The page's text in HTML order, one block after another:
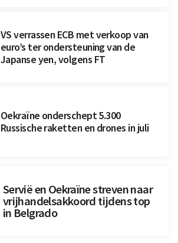
VS verrassen ECB met verkoop van
euro’s ter ondersteuning van de
Japanse yen, volgens FT
Oekraïne onderschept 5.300
Russische raketten en drones in juli
Servië en Oekraïne streven naar
vrijhandelsakkoord tijdens top
in Belgrado